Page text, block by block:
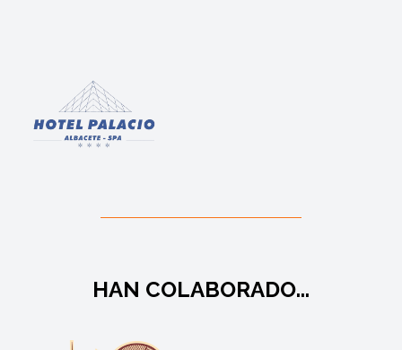
HAN COLABORADO...